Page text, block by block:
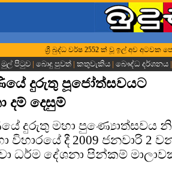
ශ්‍රී බුද්ධ වර්ෂ 2552 ක් වූ ඉල් අව අටවක
මුල් පිටුව | බොදු පුවත්| කතුවැකිය| බෞද්ධ දර්ශනය
දුරුතු පූජෝත්සවයට
දම් දෙසුම්
දුරුතු මහා පුණ්‍යොත්සවය
විහාරයේ දී 2009 ජනවාරි 2 වන
ධර්ම දේශනා පින්කම්